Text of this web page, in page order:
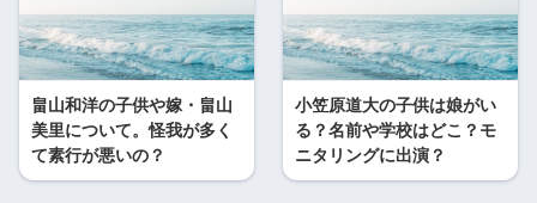
畠山和洋の子供や嫁・畠山
美里について。怪我が多く
て素行が悪いの？
小笠原道大の子供は娘がい
る？名前や学校はどこ？モ
ニタリングに出演？